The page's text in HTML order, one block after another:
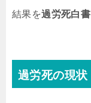
結果を過労死白書
過労死の現状